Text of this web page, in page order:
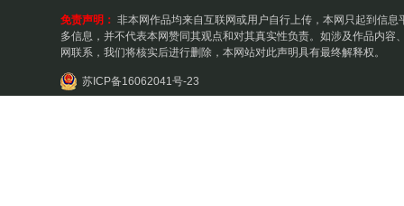
免责声明： 非本网作品均来自互联网或用户自行上传，本网只起到信息
多信息，并不代表本网赞同其观点和对其真实性负责。如涉及作品内容
网联系，我们将核实后进行删除，本网站对此声明具有最终解释权。
苏ICP备16062041号-23